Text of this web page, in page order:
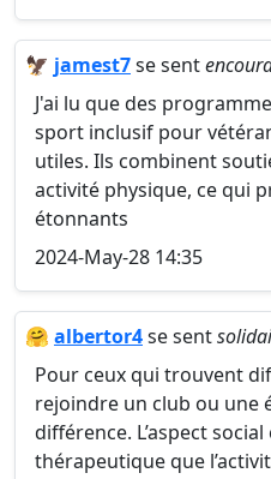
🦅 jamest7se sent
J'ai lu que des
sport inclusif pour
utiles. Ils combinent
activité physique, ce qui
étonnants
2024-May-28 14:35
🤗 albertor4se sent
Pour ceux qui trouvent
rejoindre un club ou une
différence. L’aspect
thérapeutique que